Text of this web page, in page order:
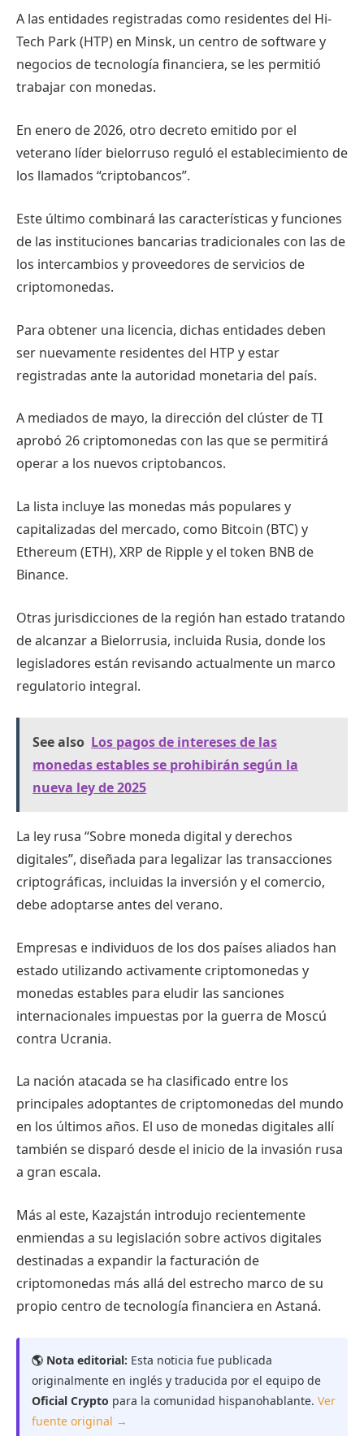
A las entidades registradas como residentes del Hi-
Tech Park (HTP) en Minsk, un centro de software y
negocios de tecnología financiera, se les permitió
trabajar con monedas.
En enero de 2026, otro decreto emitido por el
veterano líder bielorruso reguló el establecimiento de
los llamados “criptobancos”.
Este último combinará las características y funciones
de las instituciones bancarias tradicionales con las de
los intercambios y proveedores de servicios de
criptomonedas.
Para obtener una licencia, dichas entidades deben
ser nuevamente residentes del HTP y estar
registradas ante la autoridad monetaria del país.
A mediados de mayo, la dirección del clúster de TI
aprobó 26 criptomonedas con las que se permitirá
operar a los nuevos criptobancos.
La lista incluye las monedas más populares y
capitalizadas del mercado, como Bitcoin (BTC) y
Ethereum (ETH), XRP de Ripple y el token BNB de
Binance.
Otras jurisdicciones de la región han estado tratando
de alcanzar a Bielorrusia, incluida Rusia, donde los
legisladores están revisando actualmente un marco
regulatorio integral.
See also Los pagos de intereses de las
monedas estables se prohibirán según la
nueva ley de 2025
La ley rusa “Sobre moneda digital y derechos
digitales”, diseñada para legalizar las transacciones
criptográficas, incluidas la inversión y el comercio,
debe adoptarse antes del verano.
Empresas e individuos de los dos países aliados han
estado utilizando activamente criptomonedas y
monedas estables para eludir las sanciones
internacionales impuestas por la guerra de Moscú
contra Ucrania.
La nación atacada se ha clasificado entre los
principales adoptantes de criptomonedas del mundo
en los últimos años. El uso de monedas digitales allí
también se disparó desde el inicio de la invasión rusa
a gran escala.
Más al este, Kazajstán introdujo recientemente
enmiendas a su legislación sobre activos digitales
destinadas a expandir la facturación de
criptomonedas más allá del estrecho marco de su
propio centro de tecnología financiera en Astaná.
🌎 Nota editorial: Esta noticia fue publicada
originalmente en inglés y traducida por el equipo de
Oficial Crypto para la comunidad hispanohablante. Ver
fuente original →